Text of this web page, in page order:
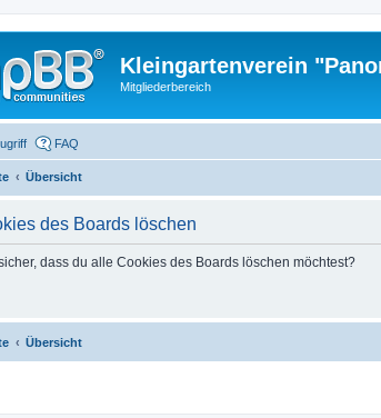
Kleingartenverein
Mitgliederbereich
FAQ
Übersicht
des Boards löschen
dass du alle Cookies des Boards löschen möchtest?
Übersicht